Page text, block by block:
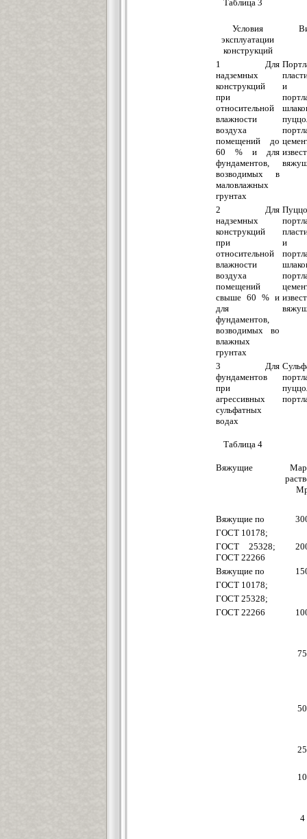
Таблица 3
Условия
эксплуатации
конструкций
1 Для
надземных
конструкций
при
относительной
влажности
воздуха
помещений до
60 % и для
фундаментов,
возводимых в
маловлажных
грунтах
и
2 Для
надземных
конструкций
при
относительной
влажности
воздуха
помещений
свыше 60 % и
для
фундаментов,
возводимых во
влажных
грунтах
и
3 Для
фундаментов
при
агрессивных
сульфатных
водах
Таблица 4
Вяжущие
Вяжущие по
ГОСТ 10178;
ГОСТ 25328;
ГОСТ 22266
Вяжущие по
ГОСТ 10178;
ГОСТ 25328;
ГОСТ 22266
75
50
25
10
4